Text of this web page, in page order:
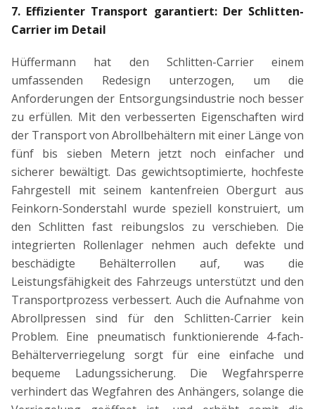
7. Effizienter Transport garantiert: Der Schlitten-
Carrier im Detail
Hüffermann hat den Schlitten-Carrier einem
umfassenden Redesign unterzogen, um die
Anforderungen der Entsorgungsindustrie noch besser
zu erfüllen. Mit den verbesserten Eigenschaften wird
der Transport von Abrollbehältern mit einer Länge von
fünf bis sieben Metern jetzt noch einfacher und
sicherer bewältigt. Das gewichtsoptimierte, hochfeste
Fahrgestell mit seinem kantenfreien Obergurt aus
Feinkorn-Sonderstahl wurde speziell konstruiert, um
den Schlitten fast reibungslos zu verschieben. Die
integrierten Rollenlager nehmen auch defekte und
beschädigte Behälterrollen auf, was die
Leistungsfähigkeit des Fahrzeugs unterstützt und den
Transportprozess verbessert. Auch die Aufnahme von
Abrollpressen sind für den Schlitten-Carrier kein
Problem. Eine pneumatisch funktionierende 4-fach-
Behälterverriegelung sorgt für eine einfache und
bequeme Ladungssicherung. Die Wegfahrsperre
verhindert das Wegfahren des Anhängers, solange die